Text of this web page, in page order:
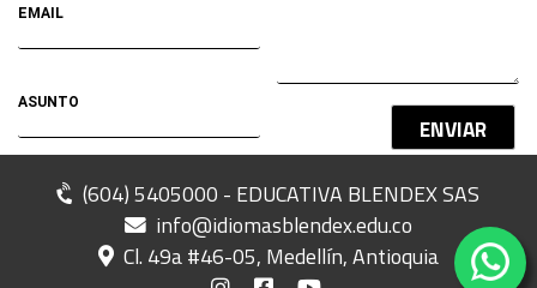
(604) 5405000 - EDUCATIVA BLENDEX SAS
info@idiomasblendex.edu.co
Cl. 49a #46-05, Medellín, Antioquia
ENVIAR